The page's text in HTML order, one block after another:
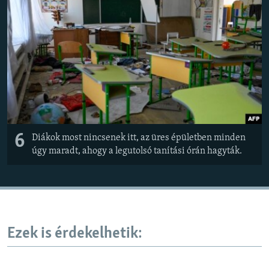
6
Diákok most nincsenek itt, az üres épületben minden
úgy maradt, ahogy a legutolsó tanítási órán hagyták.
Ezek is érdekelhetik: